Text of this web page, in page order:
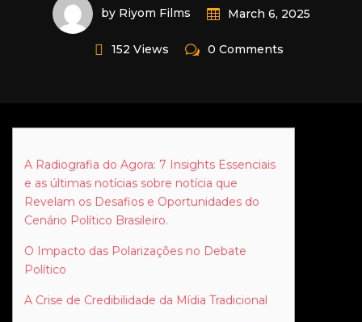
by Riyom Films March 6, 2025
152 Views 0 Comments
A Radiografia do Agora: 7 Insights Essenciais
e as últimas notícias sobre notícia que
Revelam os Desafios e Oportunidades do
Cenário Político Brasileiro.
O Impacto das Polarizações no Debate
Político
A Crise de Credibilidade da Mídia Tradicional